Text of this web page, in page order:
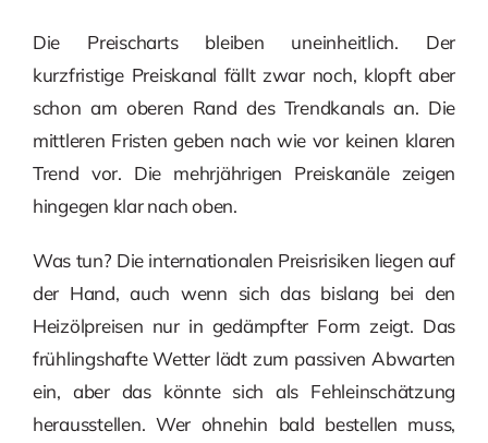
Die Preischarts bleiben uneinheitlich. Der
kurzfristige Preiskanal fällt zwar noch, klopft aber
schon am oberen Rand des Trendkanals an. Die
mittleren Fristen geben nach wie vor keinen klaren
Trend vor. Die mehrjährigen Preiskanäle zeigen
hingegen klar nach oben.
Was tun? Die internationalen Preisrisiken liegen auf
der Hand, auch wenn sich das bislang bei den
Heizölpreisen nur in gedämpfter Form zeigt. Das
frühlingshafte Wetter lädt zum passiven Abwarten
ein, aber das könnte sich als Fehleinschätzung
herausstellen. Wer ohnehin bald bestellen muss,